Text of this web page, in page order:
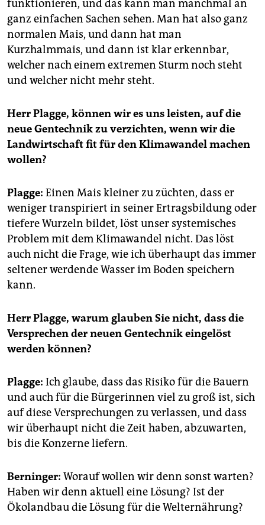
funktionieren, und das kann man manchmal an
ganz einfachen Sachen sehen. Man hat also ganz
normalen Mais, und dann hat man
Kurzhalmmais, und dann ist klar erkennbar,
welcher nach einem extremen Sturm noch steht
und welcher nicht mehr steht.
Herr Plagge, können wir es uns leisten, auf die
neue Gentechnik zu verzichten, wenn wir die
Landwirtschaft fit für den Klimawandel machen
wollen?
Plagge: Einen Mais kleiner zu züchten, dass er
weniger transpiriert in seiner Ertragsbildung oder
tiefere Wurzeln bildet, löst unser systemisches
Problem mit dem Klimawandel nicht. Das löst
auch nicht die Frage, wie ich überhaupt das immer
seltener werdende Wasser im Boden speichern
kann.
Herr Plagge, warum glauben Sie nicht, dass die
Versprechen der neuen Gentechnik eingelöst
werden können?
Plagge: Ich glaube, dass das Risiko für die ­Bauern
und auch für die Bürgerinnen viel zu groß ist, sich
auf diese Versprechungen zu verlassen, und dass
wir überhaupt nicht die Zeit haben, abzuwarten,
bis die Konzerne liefern.
Berninger: Worauf wollen wir denn sonst warten?
Haben wir denn aktuell eine Lösung? Ist der
Ökolandbau die Lösung für die Welternährung?